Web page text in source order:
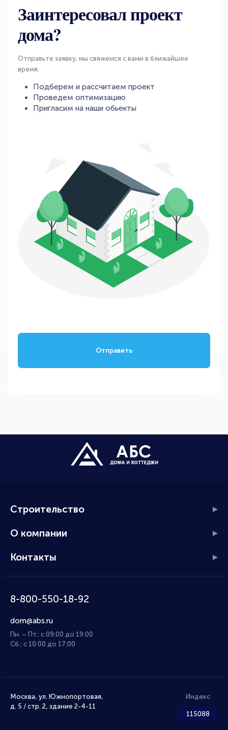
Заинтересовал проект
дома?
Отправьте заявку, мы свяжемся с вами в ближайшее
время.
Подберем и рассчитаем проект
Проведем оптимизацию
Пригласим на наши обьекты
Отправить
Строительство
О компании
Контакты
8-800-550-18-92
dom@abs.ru
Пн. – Пт.: с 09:00 до 19:00
Сб.: с 10:00 до 17:00
Москва, ул. Южнопортовая,
д. 5 / стр. 2, здание 2-4-11
Индекс
115088